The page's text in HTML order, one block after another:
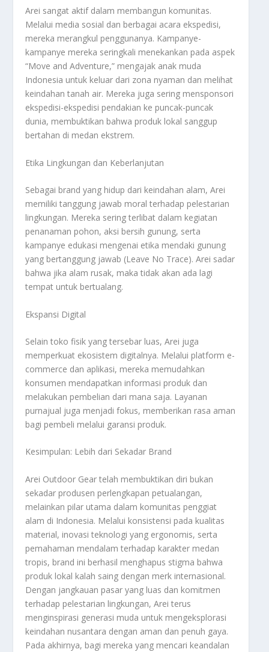
Arei sangat aktif dalam membangun komunitas.
Melalui media sosial dan berbagai acara ekspedisi,
mereka merangkul penggunanya. Kampanye-
kampanye mereka seringkali menekankan pada aspek
“Move and Adventure,” mengajak anak muda
Indonesia untuk keluar dari zona nyaman dan melihat
keindahan tanah air. Mereka juga sering mensponsori
ekspedisi-ekspedisi pendakian ke puncak-puncak
dunia, membuktikan bahwa produk lokal sanggup
bertahan di medan ekstrem.
Etika Lingkungan dan Keberlanjutan
Sebagai brand yang hidup dari keindahan alam, Arei
memiliki tanggung jawab moral terhadap pelestarian
lingkungan. Mereka sering terlibat dalam kegiatan
penanaman pohon, aksi bersih gunung, serta
kampanye edukasi mengenai etika mendaki gunung
yang bertanggung jawab (Leave No Trace). Arei sadar
bahwa jika alam rusak, maka tidak akan ada lagi
tempat untuk bertualang.
Ekspansi Digital
Selain toko fisik yang tersebar luas, Arei juga
memperkuat ekosistem digitalnya. Melalui platform e-
commerce dan aplikasi, mereka memudahkan
konsumen mendapatkan informasi produk dan
melakukan pembelian dari mana saja. Layanan
purnajual juga menjadi fokus, memberikan rasa aman
bagi pembeli melalui garansi produk.
Kesimpulan: Lebih dari Sekadar Brand
Arei Outdoor Gear telah membuktikan diri bukan
sekadar produsen perlengkapan petualangan,
melainkan pilar utama dalam komunitas penggiat
alam di Indonesia. Melalui konsistensi pada kualitas
material, inovasi teknologi yang ergonomis, serta
pemahaman mendalam terhadap karakter medan
tropis, brand ini berhasil menghapus stigma bahwa
produk lokal kalah saing dengan merk internasional.
Dengan jangkauan pasar yang luas dan komitmen
terhadap pelestarian lingkungan, Arei terus
menginspirasi generasi muda untuk mengeksplorasi
keindahan nusantara dengan aman dan penuh gaya.
Pada akhirnya, bagi mereka yang mencari keandalan